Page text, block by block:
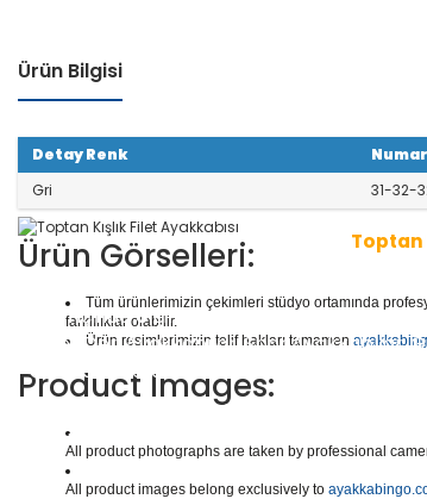
Ürün Bilgisi
Detay Renk
Gri
31-32-
Toptan
1 seri içinde8çift ayakkabı bulunur.
aliteli Deri Ayakkabılar, Spor
e daha binlerce model filet ayakkabısı
Yüzlerce modeli, hızlı teslimatı, uygun
doğru adresi Yavuzlar Ayakkabı!
Ürün Görselleri:
Tüm ürünlerimizin çekimleri stüdyo ortamında
farklılıklar olabilir.
Ürün resimlerimizin telif hakları tamamen
Product Images:
All product photographs are taken by professional
All product images belong exclusively to